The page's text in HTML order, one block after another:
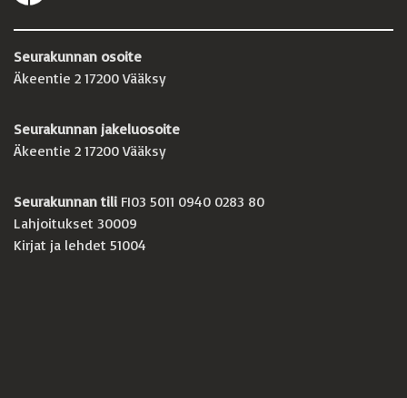
Seurakunnan osoite
Äkeentie 2 17200 Vääksy
Seurakunnan jakeluosoite
Äkeentie 2 17200 Vääksy
Seurakunnan tili FI03 5011 0940 0283 80
Lahjoitukset 30009
Kirjat ja lehdet 51004